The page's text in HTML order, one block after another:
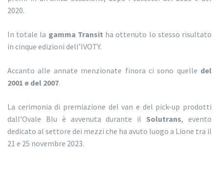
2020.
In totale la gamma Transit ha ottenuto lo stesso risultato
in cinque edizioni dell’IVOTY.
Accanto alle annate menzionate finora ci sono quelle del
2001 e del 2007.
La cerimonia di premiazione del van e del pick-up prodotti
dall’Ovale Blu è avvenuta durante il Solutrans, evento
dedicato al settore dei mezzi che ha avuto luogo a Lione tra il
21 e 25 novembre 2023.